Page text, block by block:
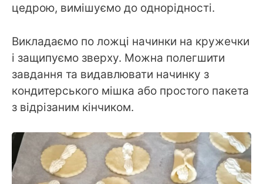
цедрою, вимішуємо до однорідності.
Викладаємо по ложці начинки на кружечки
і защипуємо зверху. Можна полегшити
завдання та видавлювати начинку з
кондитерського мішка або простого пакета
з відрізаним кінчиком.